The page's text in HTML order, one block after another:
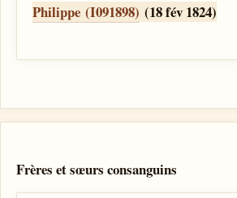
Philippe (I091898) (18 fév 1824)
Frères et sœurs consanguins